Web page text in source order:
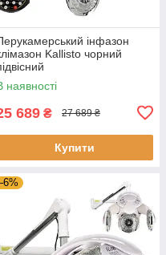
інфазон
Kallisto чорний
наявності
689 ₴ 27 689 ₴
Купити